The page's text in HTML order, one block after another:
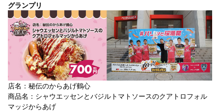
初めて観戦ガイド キッズ向けサービス グルメ マッチデープログラム
観戦マナー&ルール ビジターサポーター観戦ガイド 公式アプリ
スタジアム
YANMAR HANASAKA STADIUM
DAZNで観戦
DAZNで観戦
アウェイツアー
サポートする
パートナー企業募集中 セレッソ大阪VISAカード サポートスタッフ
セレッソアイデアちょうだいな
応援商店街
Lise（ライセンスビジネス）
サステナビリティ
サステナビリティポリシー SDGsのゴール
インパクトレポート
活動レポート
SPORT POSITIVE LEAGUES
スポーツクラブ
ファンクラブ
SAKURA SOCIO SAKURA POINT Program 招待券引換方法
先行入場
まいセレチケット 会員規定 婚姻届・出生届・命名書
ニュース
ニュース
すべて チーム グッズ チケット イベント ファンクラブ
ホームタウン パートナー スポーツクラブ メディア 30周年
レディース
アカデミー
グランプリ
店名：秘伝のからあげ鶴心
商品名：シャウエッセンとバジルトマトソースのクアトロフォル
マッジからあげ